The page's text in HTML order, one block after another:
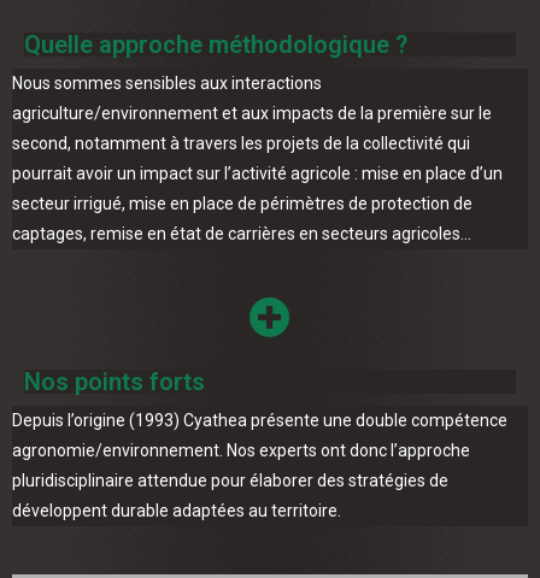
Quelle approche méthodologique ?
Nous sommes sensibles aux interactions
agriculture/environnement et aux impacts de la première sur le
second, notamment à travers les projets de la collectivité qui
pourrait avoir un impact sur l’activité agricole : mise en place d’un
secteur irrigué, mise en place de périmètres de protection de
captages, remise en état de carrières en secteurs agricoles…
Nos points forts
Depuis l’origine (1993) Cyathea présente une double compétence
agronomie/environnement. Nos experts ont donc l’approche
pluridisciplinaire attendue pour élaborer des stratégies de
développent durable adaptées au territoire.